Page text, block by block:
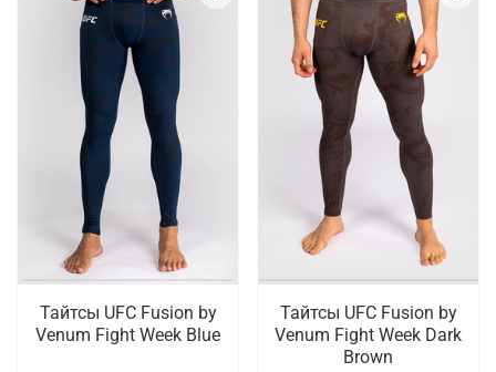
Тайтсы UFC Fusion by
Venum Fight Week Blue
Тайтсы UFC Fusion by
Venum Fight Week Dark
Brown